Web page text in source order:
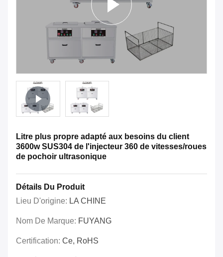
Litre plus propre adapté aux besoins du client
3600w SUS304 de l'injecteur 360 de vitesses/roues
de pochoir ultrasonique
Détails Du Produit
Lieu D'origine: LA CHINE
Nom De Marque: FUYANG
Certification: Ce, RoHS